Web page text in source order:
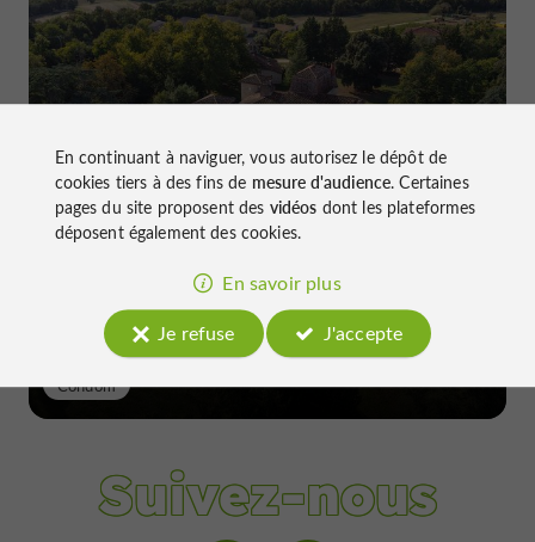
Château de Gensac : l'excellence
discrète d'un terroir gersois façonné
depuis le XIIIe siècle
Condom
Suivez-nous
En continuant à naviguer, vous autorisez le dépôt de
cookies tiers à des fins de mesure d'audience. Certaines
pages du site proposent des vidéos dont les plateformes
déposent également des cookies.
En savoir plus
Je refuse
J'accepte